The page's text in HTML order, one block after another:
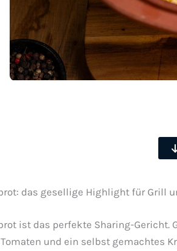
das gesellige Highlight für Grill
ist das perfekte Sharing-Gericht.
und ein selbst gemachtes